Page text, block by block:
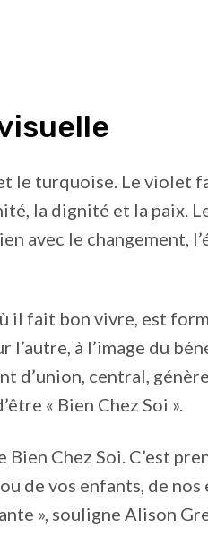
le turquoise. Le violet
la dignité et la paix.
avec le changement,
il fait bon vivre, est
l’autre, à l’image du
d’union, central,
« Bien Chez Soi ».
Chez Soi. C’est
de vos enfants, de
», souligne Alison